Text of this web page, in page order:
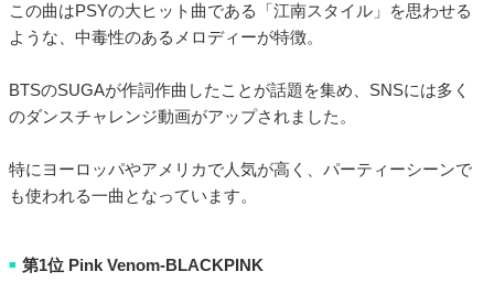
この曲はPSYの大ヒット曲である「江南スタイル」を思わせる
ような、中毒性のあるメロディーが特徴。
BTSのSUGAが作詞作曲したことが話題を集め、SNSには多く
のダンスチャレンジ動画がアップされました。
特にヨーロッパやアメリカで人気が高く、パーティーシーンで
も使われる一曲となっています。
■ 第1位 Pink Venom-BLACKPINK